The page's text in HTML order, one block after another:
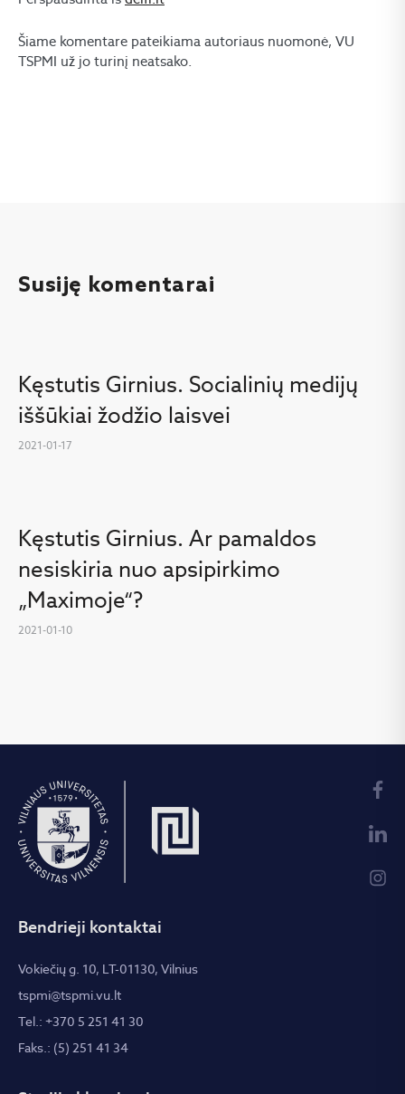
Šiame komentare pateikiama autoriaus nuomonė, VU
TSPMI už jo turinį neatsako.
Susiję komentarai
Kęstutis Girnius. Socialinių medijų
iššūkiai žodžio laisvei
2021-01-17
Kęstutis Girnius. Ar pamaldos
nesiskiria nuo apsipirkimo
„Maximoje“?
2021-01-10
Bendrieji kontaktai
Vokiečių g. 10, LT-01130, Vilnius
tspmi@tspmi.vu.lt
Tel.: +370 5 251 41 30
Faks.: (5) 251 41 34